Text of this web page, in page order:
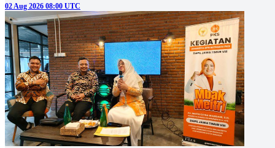
02 Aug 2026 08:00 UTC